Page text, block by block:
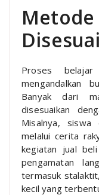
Proses
mengandalkan
Banyak dari
disesuaikan
Misalnya, siswa
melalui cerita
kegiatan jual
pengamatan
termasuk
kecil yang